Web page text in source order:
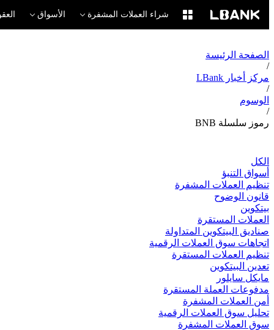
شراء العملات المشفرة الأسواق
الصفحة الرئيسة
/
مركز أخبار LBank
/
الوسوم
/
رموز سلسلة BNB
الكل
أسواق التنبؤ
تنظيم العملات المشفرة
قانون الوضوح
بيتكوين
العملات المستقرة
صناديق البيتكوين المتداولة
اتجاهات سوق العملات الرقمية
تنظيم العملات المستقرة
تعدين البيتكوين
مايكل سايلور
مدفوعات العملة المستقرة
أمن العملات المشفرة
تحليل سوق العملات الرقمية
سوق العملات المشفرة